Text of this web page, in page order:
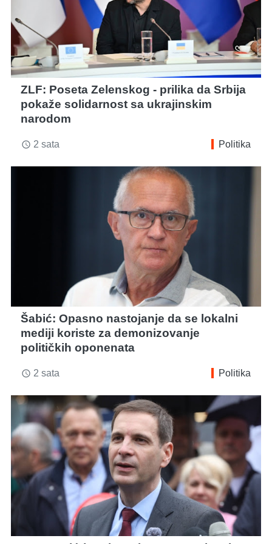
ZLF: Poseta Zelenskog - prilika da Srbija
pokaže solidarnost sa ukrajinskim
narodom
access_time 2 sata Politika
Šabić: Opasno nastojanje da se lokalni
mediji koriste za demonizovanje
političkih oponenata
access_time 2 sata Politika